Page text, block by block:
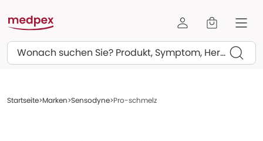
Suchen
Startseite Marken Sensodyne Pro-schmelz